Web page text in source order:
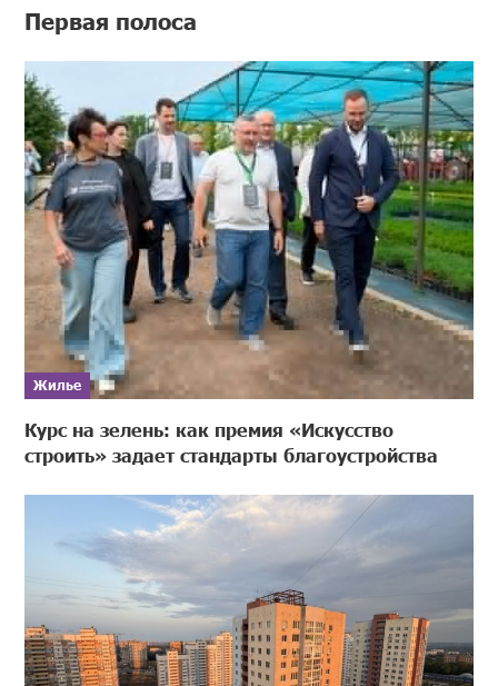
Первая полоса
Жилье
Курс на зелень: как премия «Искусство
строить» задает стандарты благоустройства